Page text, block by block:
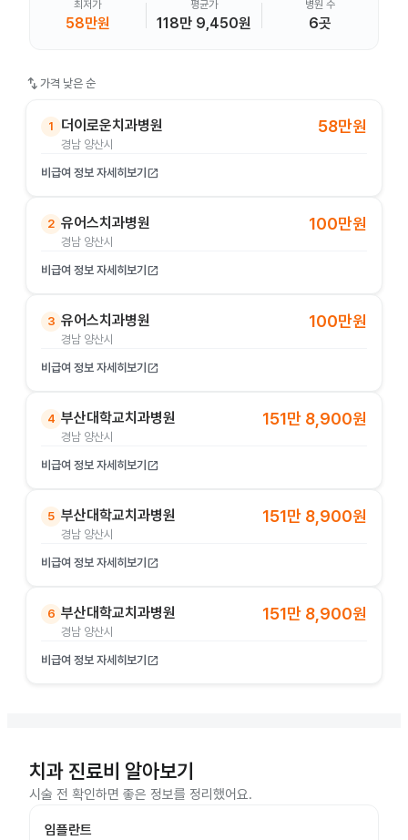
최저가
58만원
평균가
118만 9,450원
병원 수
6곳
swap_vert 가격 낮은 순
1 더이로운치과병원
경남 양산시
58만원
비급여 정보 자세히보기 open_in_new
2 유어스치과병원
경남 양산시
100만원
비급여 정보 자세히보기 open_in_new
3 유어스치과병원
경남 양산시
100만원
비급여 정보 자세히보기 open_in_new
4 부산대학교치과병원
경남 양산시
151만 8,900원
비급여 정보 자세히보기 open_in_new
5 부산대학교치과병원
경남 양산시
151만 8,900원
비급여 정보 자세히보기 open_in_new
6 부산대학교치과병원
경남 양산시
151만 8,900원
비급여 정보 자세히보기 open_in_new
치과 진료비 알아보기
시술 전 확인하면 좋은 정보를 정리했어요.
임플란트